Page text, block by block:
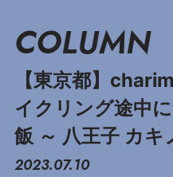
COLUMN
【東京都】
イクリング途中
飯 ～ 八王子 カキ
2023.07.10